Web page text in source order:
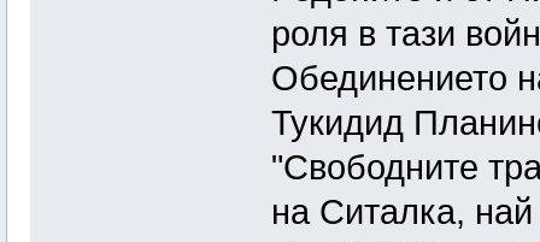
роля в тази
Обединението
Тукидид
"Свободните
на Ситалка,